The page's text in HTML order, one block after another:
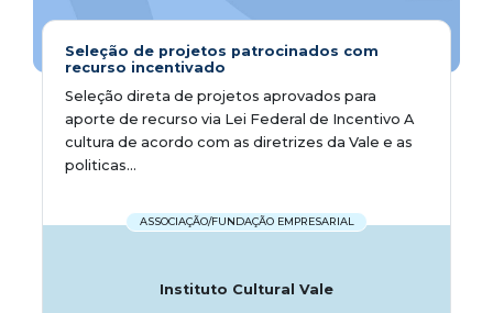
Seleção de projetos patrocinados com
recurso incentivado
Seleção direta de projetos aprovados para
aporte de recurso via Lei Federal de Incentivo A
cultura de acordo com as diretrizes da Vale e as
politicas...
ASSOCIAÇÃO/FUNDAÇÃO EMPRESARIAL
Instituto Cultural Vale